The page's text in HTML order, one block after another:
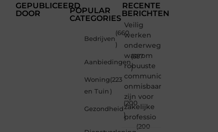
GEPUBLICEERD
DOOR
POPULAR
CATEGORIES
Bedrijven
(660
)
Aanbiedingen
(357
)
Woning
en Tuin
(223
)
Gezondheid
(200
)
(200
RECENTE
BERICHTEN
Veilig
werken
onderweg:
waarom
robuuste
communicatiemiddelen
onmisbaar
zijn voor
zakelijke
professio